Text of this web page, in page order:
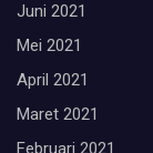
Juni 2021
Mei 2021
April 2021
Maret 2021
Februari 2021